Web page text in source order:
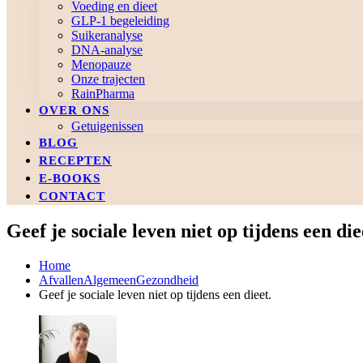
Voeding en dieet
GLP-1 begeleiding
Suikeranalyse
DNA-analyse
Menopauze
Onze trajecten
RainPharma
OVER ONS
Getuigenissen
BLOG
RECEPTEN
E-BOOKS
CONTACT
Geef je sociale leven niet op tijdens een
Home
AfvallenAlgemeenGezondheid
Geef je sociale leven niet op tijdens een dieet.